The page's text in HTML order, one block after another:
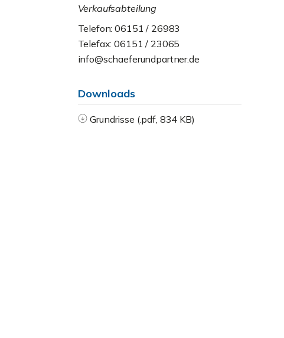
Verkaufsabteilung
Telefon: 06151 / 26983
Telefax: 06151 / 23065
info@schaeferundpartner.de
Downloads
Grundrisse (.pdf, 834 KB)